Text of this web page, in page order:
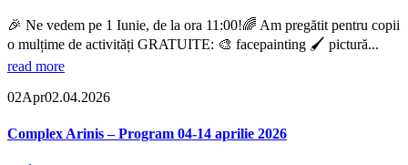
🎉 Ne vedem pe 1 Iunie, de la ora 11:00!🌈 Am pregătit pentru copii
o mulțime de activități GRATUITE: 🎨 facepainting 🖌️ pictură...
read more
02Apr02.04.2026
Complex Arinis – Program 04-14 aprilie 2026